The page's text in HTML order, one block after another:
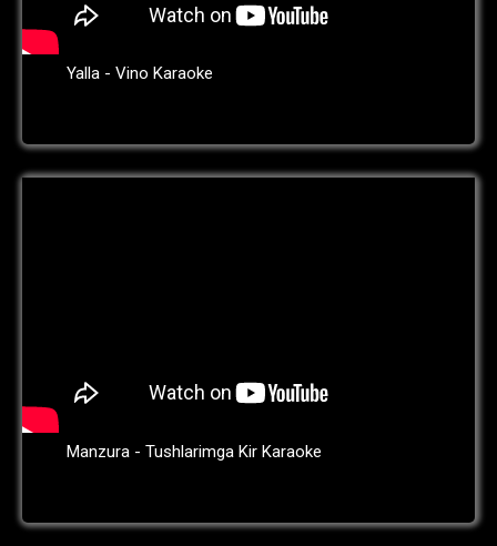
Yalla - Vino Karaoke
Manzura - Tushlarimga Kir Karaoke